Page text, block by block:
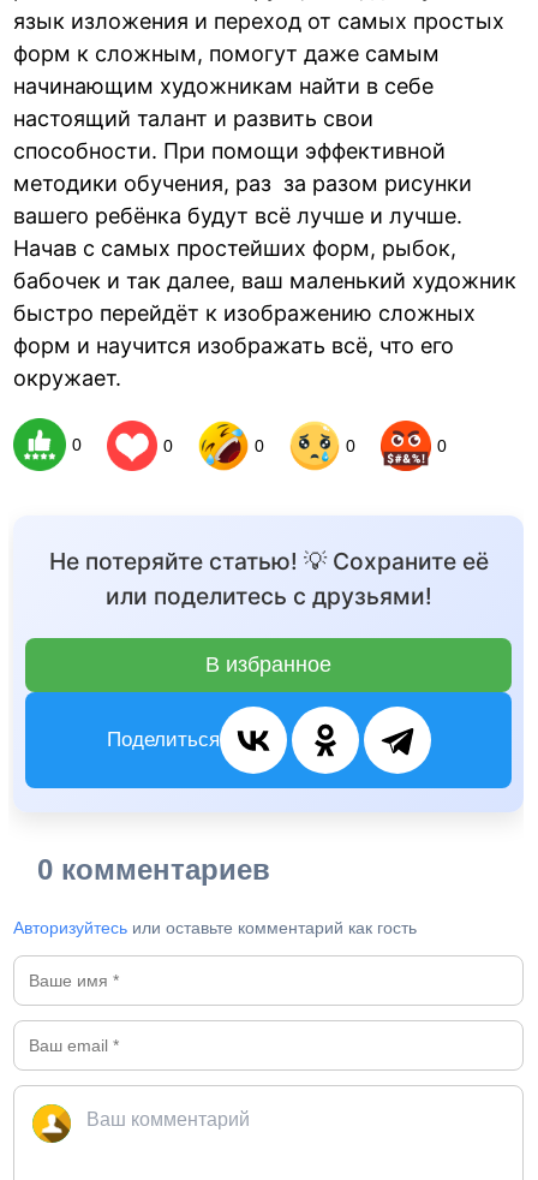
язык изложения и переход от самых простых
форм к сложным, помогут даже самым
начинающим художникам найти в себе
настоящий талант и развить свои
способности. При помощи эффективной
методики обучения, раз за разом рисунки
вашего ребёнка будут всё лучше и лучше.
Начав с самых простейших форм, рыбок,
бабочек и так далее, ваш маленький художник
быстро перейдёт к изображению сложных
форм и научится изображать всё, что его
окружает.
0 0 0 0 0
Не потеряйте статью! 💡 Сохраните её
или поделитесь с друзьями!
В избранное
Поделиться
0 комментариев
Авторизуйтесь или оставьте комментарий как гость